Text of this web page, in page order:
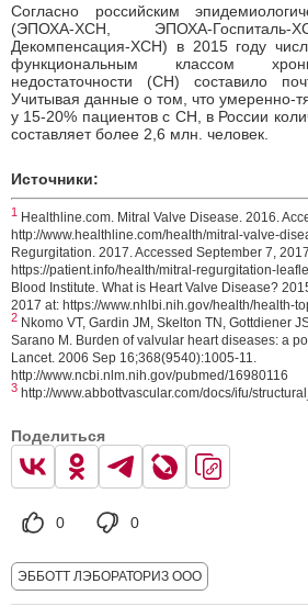
Согласно российским
(ЭПОХА-ХСН, ЭПОХА-
Декомпенсация-ХСН) в 2015 году
функциональным классом
недостаточности (СН) составило
Учитывая данные о том, что умеренно-
у 15-20% пациентов с СН, в России
составляет более 2,6 млн. человек.
Источники:
1 Healthline.com. Mitral Valve Disease. 2016.
http://www.healthline.com/health/mitral-valve-
Regurgitation. 2017. Accessed September 7,
https://patient.info/health/mitral-regurgitation-
Blood Institute. What is Heart Valve Disease?
2017 at: https://www.nhlbi.nih.gov/health/health-
2 Nkomo VT, Gardin JM, Skelton TN, Gottdiener
Sarano M. Burden of valvular heart diseases: a
Lancet. 2006 Sep 16;368(9540):1005-11.
http://www.ncbi.nlm.nih.gov/pubmed/16980116
3 http://www.abbottvascular.com/docs/ifu/
Поделиться
0 0
ЭББОТТ ЛЭБОРАТОРИЗ ООО